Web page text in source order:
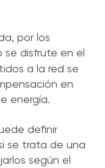
por los
se disfrute en el
a la red se
en
energía.
definir
se trata de una
según el